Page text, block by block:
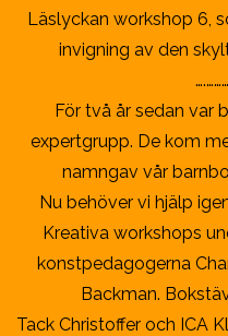
Läslyckan workshop 6,
invigning av den
För två år sedan var
expertgrupp. De kom
namngav vår
Nu behöver vi hjälp
Kreativa workshops
konstpedagogerna
Backman.
Tack Christoffer och ICA